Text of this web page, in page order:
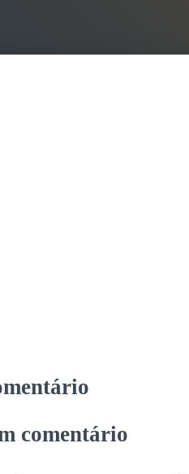
comentário